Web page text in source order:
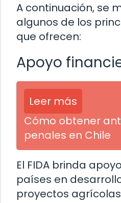
A continuación, se
algunos de los
que ofrecen:
Apoyo
Leer más
Cómo obtener
penales en Chile
El FIDA brinda
países en
proyectos